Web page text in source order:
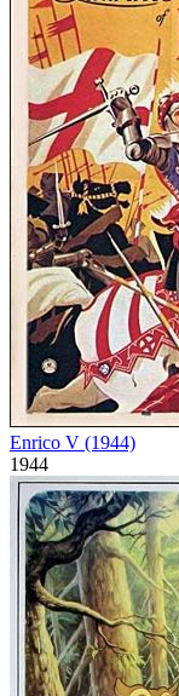
Enrico V (1944)
1944